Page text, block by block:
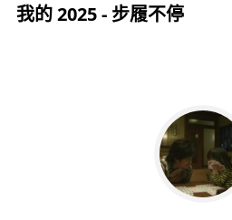
我的 2025 - 步履不停